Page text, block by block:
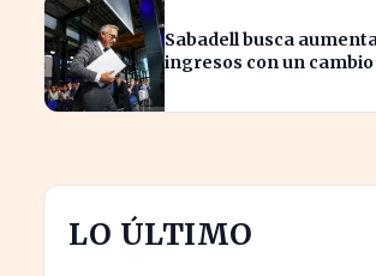
Sabadell busca
ingresos con un
LO ÚLTIMO